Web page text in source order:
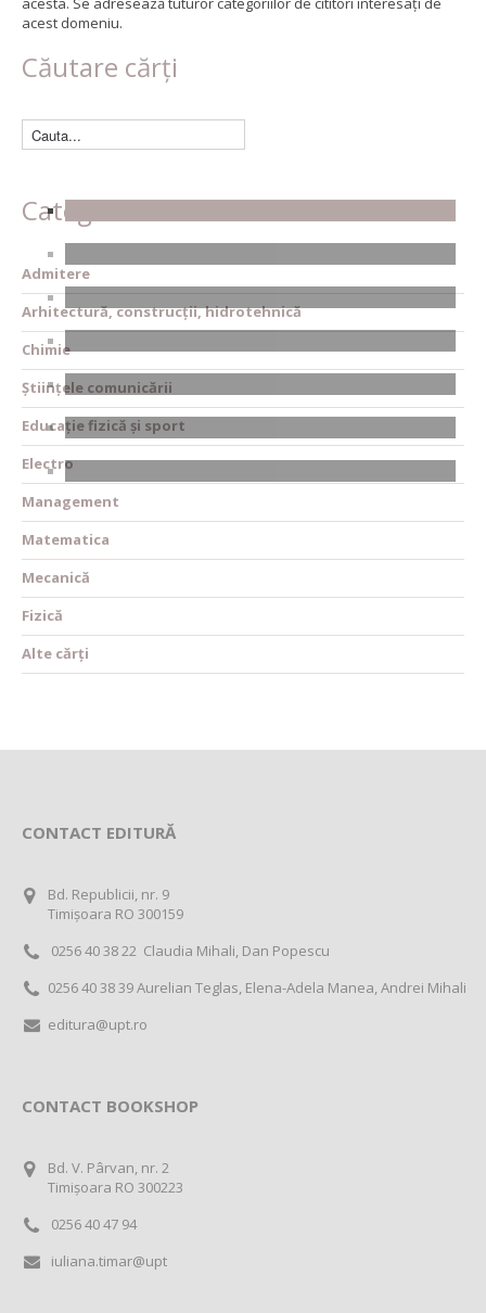
acest domeniu.
Căutare cărți
Categorii
Admitere
Arhitectură, construcții, hidrotehnică
Chimie
Științele comunicării
Educație fizică și sport
Electro
Management
Matematica
Mecanică
Fizică
Alte cărți
CONTACT EDITURĂ
Bd. Republicii, nr. 9
Timișoara RO 300159
0256 40 38 22 Claudia Mihali, Dan Popescu
0256 40 38 39 Aurelian Teglas, Elena-Adela Manea, Andrei Mihali
editura@upt.ro
CONTACT BOOKSHOP
Bd. V. Pârvan, nr. 2
Timișoara RO 300223
0256 40 47 94
iuliana.timar@upt